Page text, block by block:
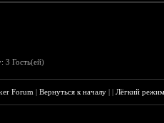
3 Гость(ей)
Forum |Вернуться к началу ||Лёгкий